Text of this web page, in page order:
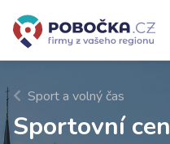
Sport a volný čas
Sportovní